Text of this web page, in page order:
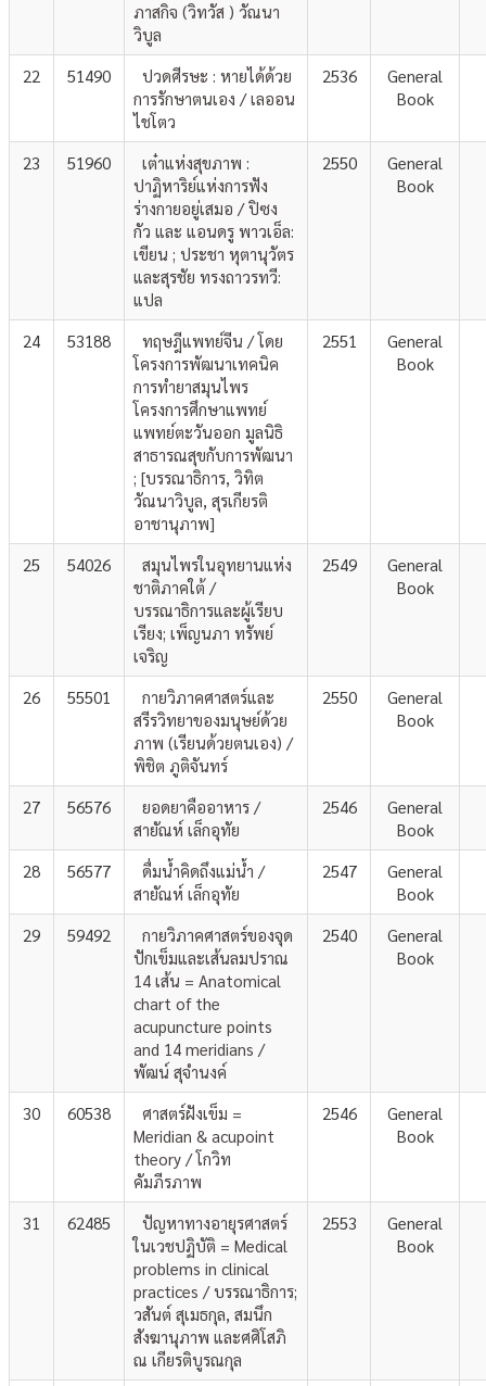
ภาสกิจ (วิทวัส ) วัณนา
วิบูล
22 51490
ปวดศีรษะ : หายได้ด้วย
การรักษาตนเอง / เลออน
ไชโตว
2536
General
Book
23 51960
เต๋าแห่งสุขภาพ :
ปาฏิหาริย์แห่งการฟัง
ร่างกายอยู่เสมอ / ปิซง
กัว และ แอนดรู พาวเอ็ล:
เขียน ; ประชา หุตานุวัตร
และสุรชัย ทรงถาวรทวี:
แปล
2550
General
Book
24 53188
ทฤษฎีแพทย์จีน / โดย
โครงการพัฒนาเทคนิค
การทำยาสมุนไพร
โครงการศึกษาแพทย์
แพทย์ตะวันออก มูลนิธิ
สาธารณสุขกับการพัฒนา
; [บรรณาธิการ, วิทิต
วัณนาวิบูล, สุรเกียรติ
อาชานุภาพ]
2551
General
Book
25 54026
สมุนไพรในอุทยานแห่ง
ชาติภาคใต้ /
บรรณาธิการและผู้เรียบ
เรียง; เพ็ญนภา ทรัพย์
เจริญ
2549
General
Book
26 55501
กายวิภาคศาสตร์และ
สรีรวิทยาของมนุษย์ด้วย
ภาพ (เรียนด้วยตนเอง) /
พิชิต ภูติจันทร์
2550
General
Book
27 56576
ยอดยาคืออาหาร /
สายัณห์ เล็กอุทัย
2546
General
Book
28
56577
ดื่มน้ำคิดถึงแม่น้ำ /
สายัณห์ เล็กอุทัย
2547
General
Book
29
59492
กายวิภาคศาสตร์ของจุด
ปักเข็มและเส้นลมปราณ
14 เส้น = Anatomical
chart of the
acupuncture points
and 14 meridians /
พัฒน์ สุจำนงค์
2540
General
Book
30 60538
ศาสตร์ฝังเข็ม =
Meridian & acupoint
theory / โกวิท
คัมภีรภาพ
2546
General
Book
31 62485
ปัญหาทางอายุรศาสตร์
ในเวชปฏิบัติ = Medical
problems in clinical
practices / บรรณาธิการ;
วสันต์ สุเมธกุล, สมนึก
สังฆานุภาพ และศศิโสภิ
ณ เกียรติบูรณกุล
2553
General
Book